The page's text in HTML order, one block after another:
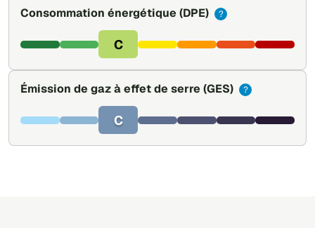
Consommation énergétique (DPE) ?
C
Émission de gaz à effet de serre (GES) ?
C